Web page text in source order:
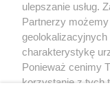
ulepszanie usług.
Partnerzy
charakterystykę
Ponieważ cenimy
korzystanie z tych